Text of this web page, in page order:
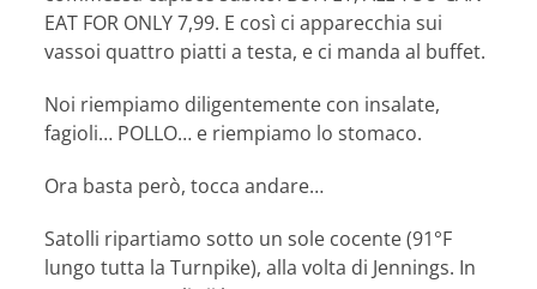
EAT FOR ONLY 7,99. E così ci apparecchia sui
vassoi quattro piatti a testa, e ci manda al buffet.
Noi riempiamo diligentemente con insalate,
fagioli… POLLO… e riempiamo lo stomaco.
Ora basta però, tocca andare…
Satolli ripartiamo sotto un sole cocente (91°F
lungo tutta la Turnpike), alla volta di Jennings. In